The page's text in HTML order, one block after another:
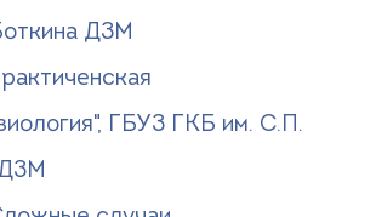
ДЗМ
ГБУЗ ГКБ им. С.П.